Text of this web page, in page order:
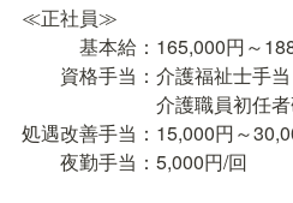
≪正社員≫
基本給：165,000円～
資格手当：介護福祉士手当
介護職員初任者研
処遇改善手当：15,000円～
夜勤手当：5,000円/回